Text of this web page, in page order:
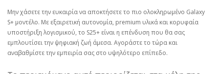
Μην χάσετε την ευκαιρία να αποκτήσετε το πιο ολοκληρωμένο Galaxy
S+ μοντέλο. Με εξαιρετική αυτονομία, premium υλικά και κορυφαία
υποστήριξη λογισμικού, το S25+ είναι η επένδυση που θα σας
εμπλουτίσει την ψηφιακή ζωή άμεσα. Αγοράστε το τώρα και
αναβαθμίστε την εμπειρία σας στο υψηλότερο επίπεδο.